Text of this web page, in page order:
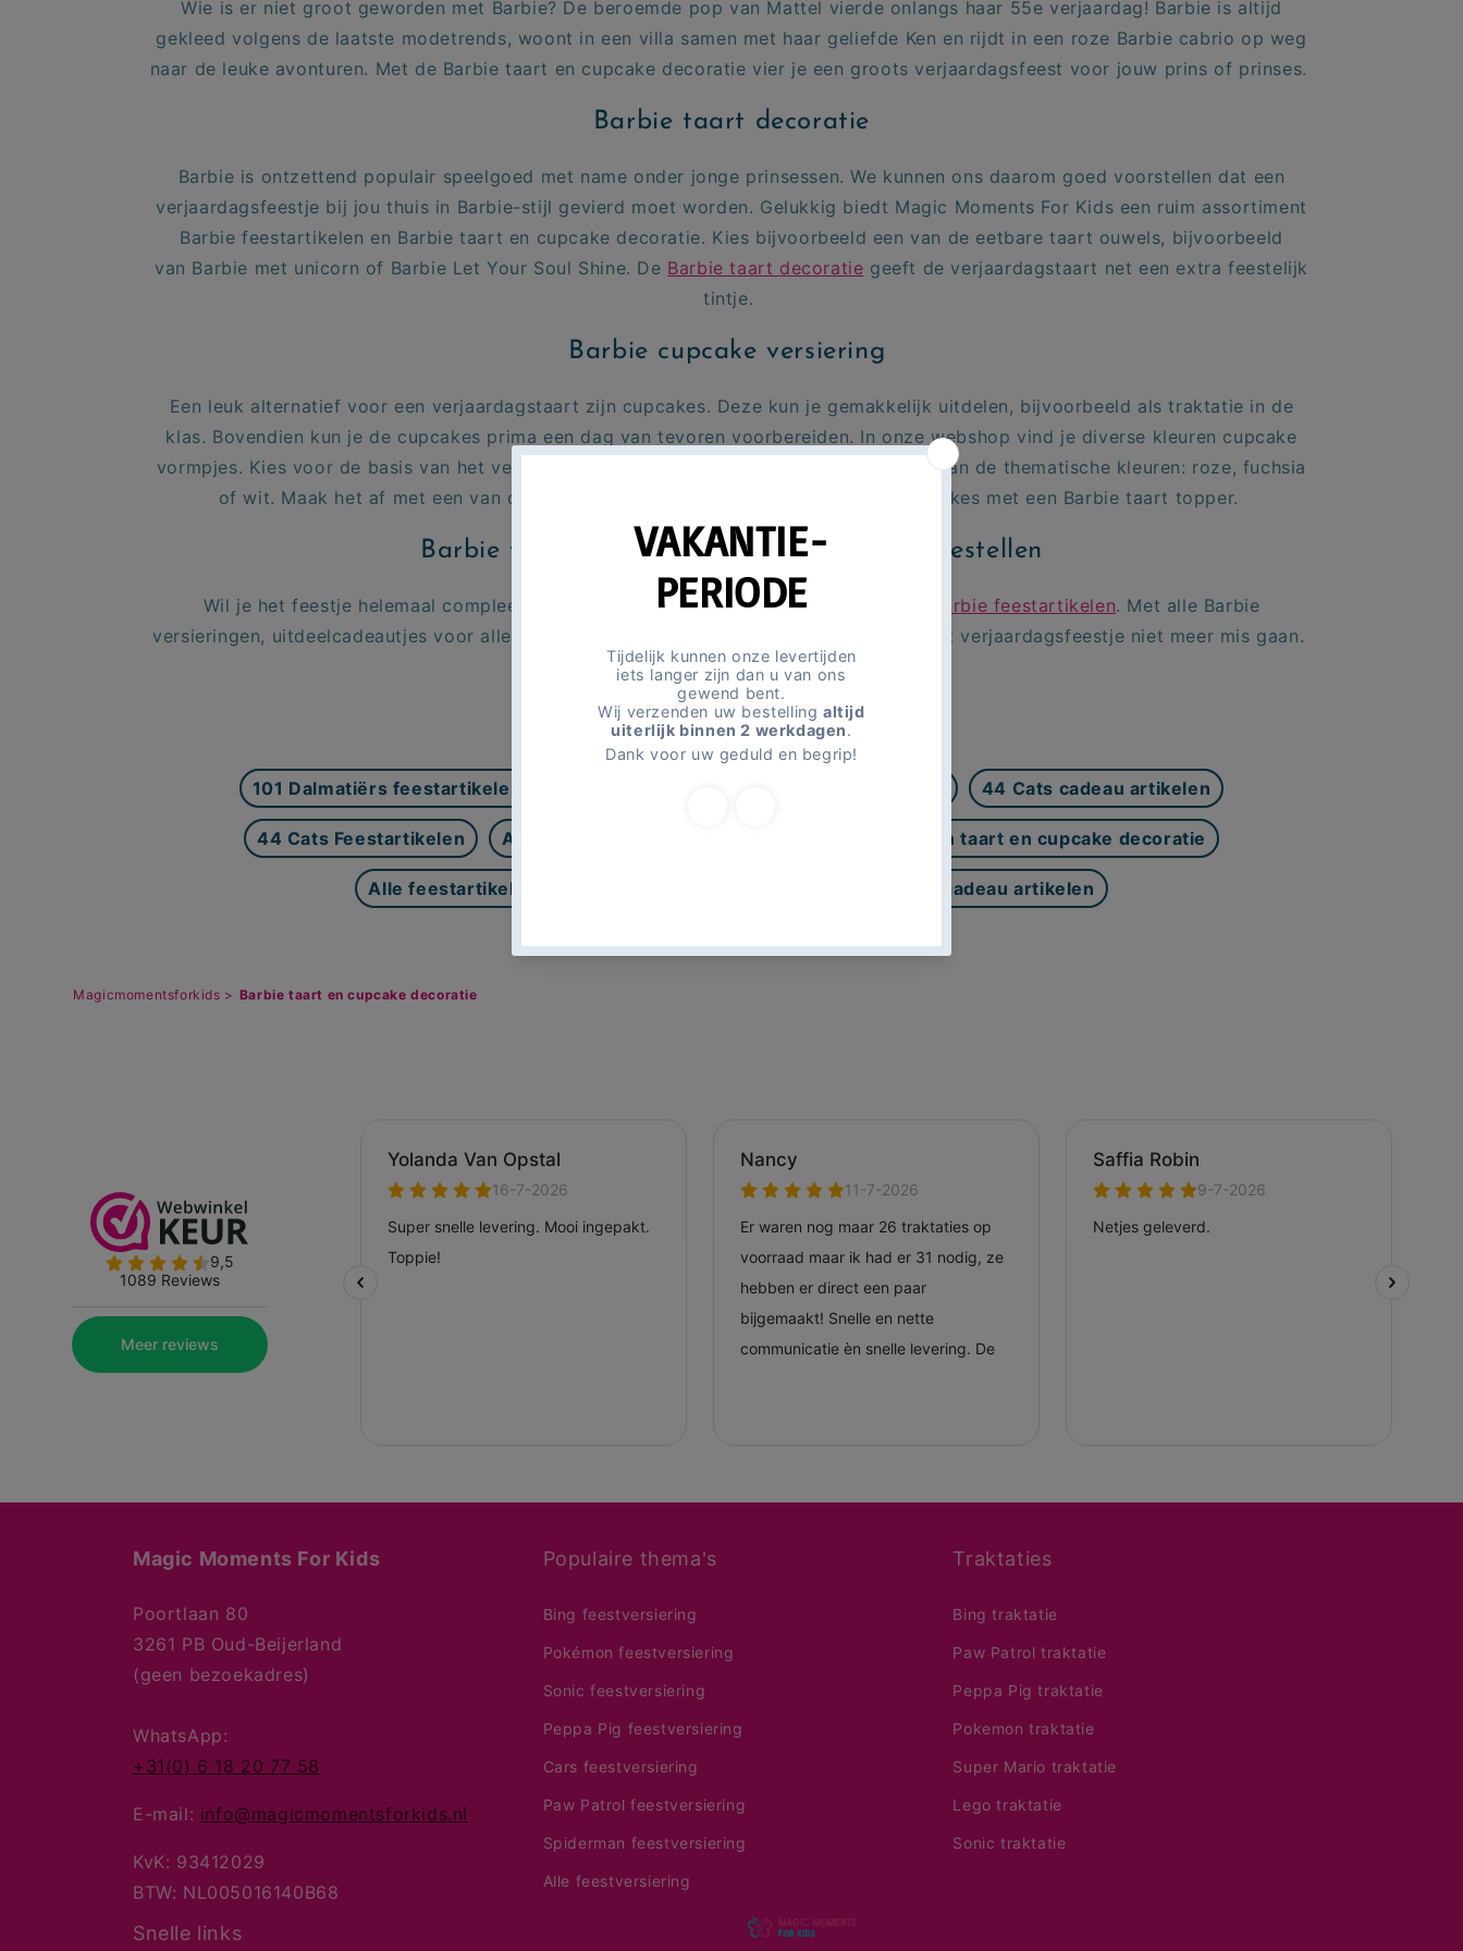
Wie is er niet groot geworden met Barbie? De beroemde pop van Mattel vierde onlangs haar 55e verjaardag! Barbie is altijd
gekleed volgens de laatste modetrends, woont in een villa samen met haar geliefde Ken en rijdt in een roze Barbie cabrio op weg
naar de leuke avonturen. Met de Barbie taart en cupcake decoratie vier je een groots verjaardagsfeest voor jouw prins of prinses.
Barbie taart decoratie
Barbie is ontzettend populair speelgoed met name onder jonge prinsessen. We kunnen ons daarom goed voorstellen dat een
verjaardagsfeestje bij jou thuis in Barbie-stijl gevierd moet worden. Gelukkig biedt Magic Moments For Kids een ruim assortiment
Barbie feestartikelen en Barbie taart en cupcake decoratie. Kies bijvoorbeeld een van de eetbare taart ouwels, bijvoorbeeld
van Barbie met unicorn of Barbie Let Your Soul Shine. De Barbie taart decoratie geeft de verjaardagstaart net een extra feestelijk
tintje.
Barbie cupcake versiering
Een leuk alternatief voor een verjaardagstaart zijn cupcakes. Deze kun je gemakkelijk uitdelen, bijvoorbeeld als traktatie in de
klas. Bovendien kun je de cupcakes prima een dag van tevoren voorbereiden. In onze webshop vind je diverse kleuren cupcake
vormpjes. Kies voor de basis van het versieren van de cupcakes voor rolfondant in een van de thematische kleuren: roze, fuchsia
of wit. Maak het af met een van de Barbie cupcake decoraties of versier de cupcakes met een Barbie taart topper.
Barbie taart en cupcake decoratie online bestellen
Wil je het feestje helemaal compleet maken? Neem dan ook eens een kijkje bij de Barbie feestartikelen. Met alle Barbie
versieringen, uitdeelcadeautjes voor alle vriendjes en vriendinnetjes en cadeautjes kan het verjaardagsfeestje niet meer mis gaan.
Andere gerelateerde thema's
101 Dalmatiërs feestartikelen 44 Cats cadeau artikelen
44 Cats Feestartikelen Activiteiten Aladdin taart en cupcake decoratie
Alle feestartikelen Avengers cadeau artikelen
Magicmomentsforkids > Barbie taart en cupcake decoratie
Magic Moments For Kids
Poortlaan 80
3261 PB Oud-Beijerland
(geen bezoekadres)
WhatsApp:
+31(0) 6 18 20 77 58
E-mail: info@magicmomentsforkids.nl
KvK: 93412029
BTW: NL005016140B68
Populaire thema's
Bing feestversiering
Pokémon feestversiering
Sonic feestversiering
Peppa Pig feestversiering
Cars feestversiering
Paw Patrol feestversiering
Spiderman feestversiering
Alle feestversiering
Traktaties
Bing traktatie
Paw Patrol traktatie
Peppa Pig traktatie
Pokemon traktatie
Super Mario traktatie
Lego traktatie
Sonic traktatie
Snelle links